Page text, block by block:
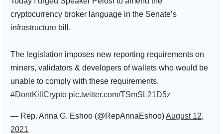
cryptocurrency broker language in the Senate’s
infrastructure bill.
The legislation imposes new reporting requirements on
miners, validators & developers of wallets who would be
unable to comply with these requirements.
#DontKillCrypto pic.twitter.com/TSmSL21D5z
— Rep. Anna G. Eshoo (@RepAnnaEshoo)August 12,
2021